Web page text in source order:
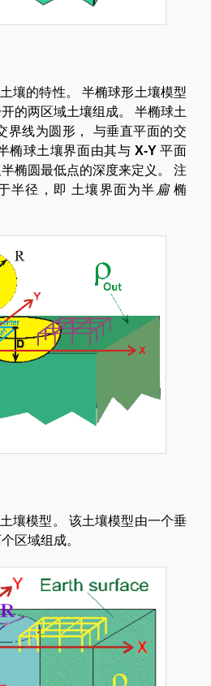
壤的特性。 半椭球形土壤模型
的两区域土壤组成。 半椭球土
界线为圆形， 与垂直平面的交
椭球土壤界面由其与 X-Y平面
椭圆最低点的深度来定义。 注
半径，即 土壤界面为半 扁椭
壤模型。 该土壤模型由一个垂
区域组成。